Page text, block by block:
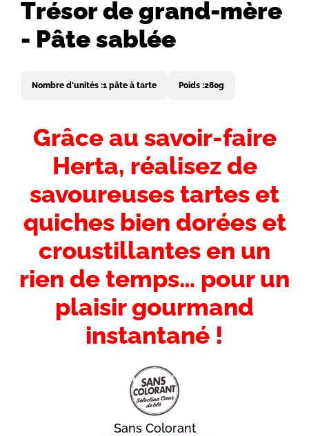
Trésor de grand-mère
- Pâte sablée
Nombre d'unités :1 pâte à tarte Poids :280g
Introduction
Titre
Grâce au savoir-faire
Herta, réalisez de
savoureuses tartes et
quiches bien dorées et
croustillantes en un
rien de temps… pour un
plaisir gourmand
instantané !
Sans Colorant